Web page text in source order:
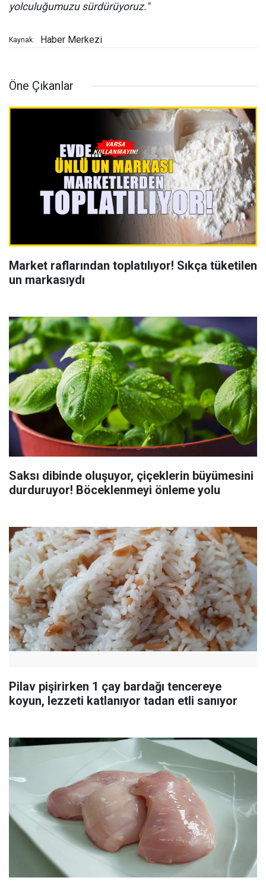
yolculuğumuzu sürdürüyoruz."
Kaynak: Haber Merkezi
Öne Çıkanlar
Market raflarından toplatılıyor! Sıkça tüketilen
un markasıydı
Saksı dibinde oluşuyor, çiçeklerin büyümesini
durduruyor! Böceklenmeyi önleme yolu
Pilav pişirirken 1 çay bardağı tencereye
koyun, lezzeti katlanıyor tadan etli sanıyor